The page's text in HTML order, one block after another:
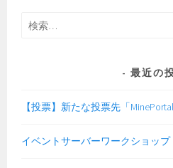
検
最近の
【投票】新たな投票先「
イベントサーバーワークショップ